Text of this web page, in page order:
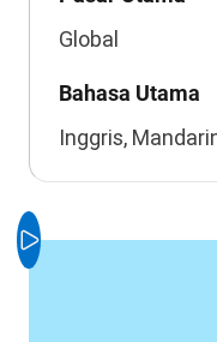
Global
Bahasa Utama
Inggris,